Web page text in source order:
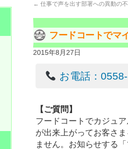
← 仕事で声を出す部署への異動の
フードコートでマ
2015年8月27日
お電話：
【ご質問】
フードコートでカジュ
が出来上がってお客さ
ません。お知らせする